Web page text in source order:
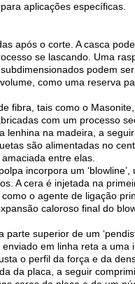
aplicações específicas.
após o corte. A casca
se lascando. Uma
podem
como uma reserva
fibra, tais como o
com um processo
lenhina na madeira, a
são alimentadas no
entre elas.
incorpora um
A cera é injetada na
o agente de ligação
caloroso final do
parte superior de um
em linha reta a
o perfil da força e da
da placa, a seguir